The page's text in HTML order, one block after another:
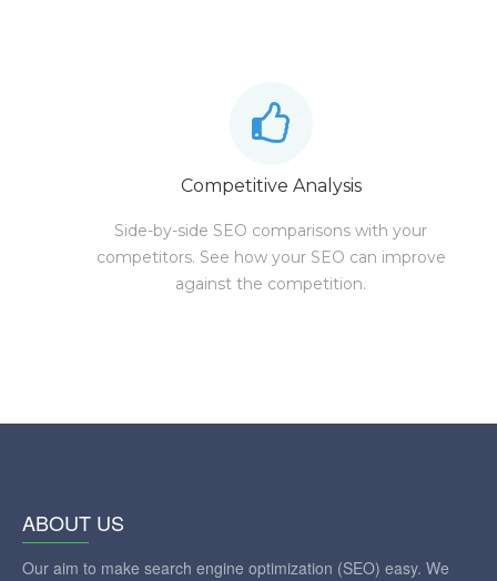
Competitive Analysis
Side-by-side SEO comparisons with your
competitors. See how your SEO can improve
against the competition.
ABOUT US
Our aim to make search engine optimization (SEO) easy. We